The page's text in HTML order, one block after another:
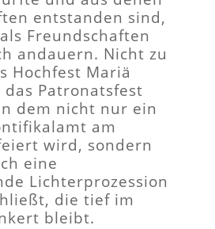
entstanden sind,
Freundschaften
andauern. Nicht zu
Hochfest Mariä
Patronatsfest
dem nicht nur ein
am
wird, sondern
eine
Lichterprozession
die tief im
bleibt.